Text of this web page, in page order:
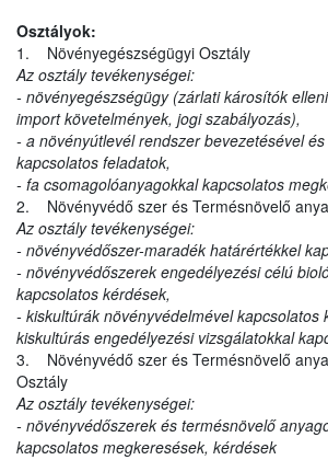
Osztályok:
1. Növényegészségügyi Osztály
Az osztály tevékenységei:
- növényegészségügy (zárlati károsítók
import követelmények, jogi szabályozás),
- a növényútlevél rendszer bevezetésével
kapcsolatos feladatok,
- fa csomagolóanyagokkal kapcsolatos
2. Növényvédő szer és Termésnövelő
Az osztály tevékenységei:
- növényvédőszer-maradék határértékkel
- növényvédőszerek engedélyezési célú
kapcsolatos kérdések,
- kiskultúrák növényvédelmével kapcsolatos
kiskultúrás engedélyezési vizsgálatokkal
3. Növényvédő szer és Termésnövelő
Osztály
Az osztály tevékenységei:
- növényvédőszerek és termésnövelő
kapcsolatos megkeresések, kérdések